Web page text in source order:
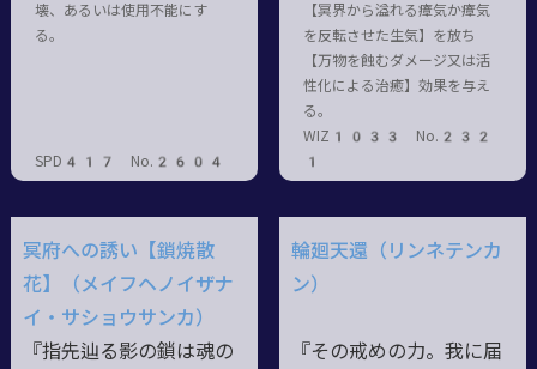
壊、あるいは使用不能にす
る。
SPD417 No.2604
【冥界から溢れる瘴気か瘴気
を反転させた生気】を放ち
【万物を蝕むダメージ又は活
性化による治癒】効果を与え
る。
WIZ1033 No.232
1
冥府への誘い【鎖焼散
花】（メイフヘノイザナ
イ・サショウサンカ）
『指先辿る影の鎖は魂の
輪廻天還（リンネテンカ
ン）
『その戒めの力。我に届